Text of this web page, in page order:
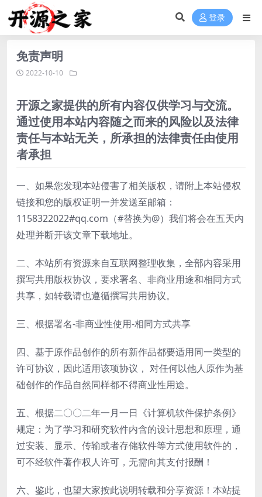
登录
免责声明
2022-10-10
开源之家提供的所有内容仅供学习与交流。
通过使用本站内容随之而来的风险以及法律
责任与本站无关，所承担的法律责任由使用
者承担
一、如果您发现本站侵害了相关版权，请附上本站侵权
链接和您的版权证明一并发送至邮箱：
1158322022#qq.com（#替换为@）我们将会在五天内
处理并断开该文章下载地址。
二、本站所有资源来自互联网整理收集，全部内容采用
撰写共用版权协议，要求署名、非商业用途和相同方式
共享，如转载请也遵循撰写共用协议。
三、根据署名-非商业性使用-相同方式共享
四、基于原作品创作的所有新作品都要适用同一类型的
许可协议，因此适用该项协议， 对任何以他人原作为基
础创作的作品自然同样都不得商业性用途。
五、根据二〇〇二年一月一日《计算机软件保护条例》
规定：为了学习和研究软件内含的设计思想和原理，通
过安装、显示、传输或者存储软件等方式使用软件的，
可不经软件著作权人许可，无需向其支付报酬！
六、鉴此，也望大家按此说明转载和分享资源！本站提